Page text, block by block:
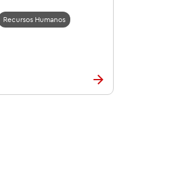
Recursos Humanos